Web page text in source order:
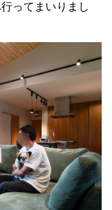
ってまいりまし